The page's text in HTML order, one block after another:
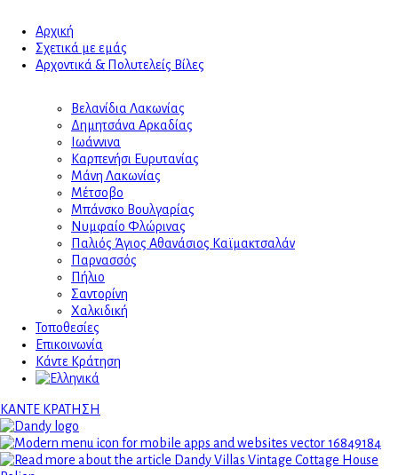
Αρχική
Σχετικά με εμάς
Αρχοντικά & Πολυτελείς Βίλες
Βελανίδια Λακωνίας
Δημητσάνα Αρκαδίας
Ιωάννινα
Καρπενήσι Ευρυτανίας
Μάνη Λακωνίας
Μέτσοβο
Μπάνσκο Βουλγαρίας
Νυμφαίο Φλώρινας
Παλιός Άγιος Αθανάσιος Καϊμακτσαλάν
Παρνασσός
Πήλιο
Σαντορίνη
Χαλκιδική
Τοποθεσίες
Επικοινωνία
Κάντε Κράτηση
ΚΑΝΤΕ ΚΡΑΤΗΣΗ